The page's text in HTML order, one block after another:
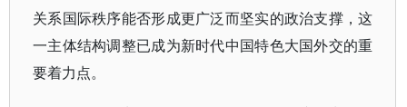
关系国际秩序能否形成更广泛而坚实的政治支撑，这
一主体结构调整已成为新时代中国特色大国外交的重
要着力点。